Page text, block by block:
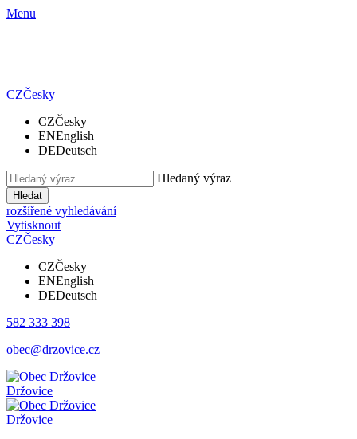
Menu
CZČesky
CZČesky
ENEnglish
DEDeutsch
Hledaný výraz
Hledat
rozšířené vyhledávání
Vytisknout
CZČesky
CZČesky
ENEnglish
DEDeutsch
582 333 398
obec@drzovice.cz
Držovice
Držovice